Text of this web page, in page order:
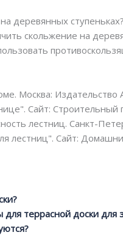
деревянных ступеньках?
скольжение на
Москва: Издательство
Сайт:
лестниц. Санкт-
лестниц". Сайт:
террасной доски для